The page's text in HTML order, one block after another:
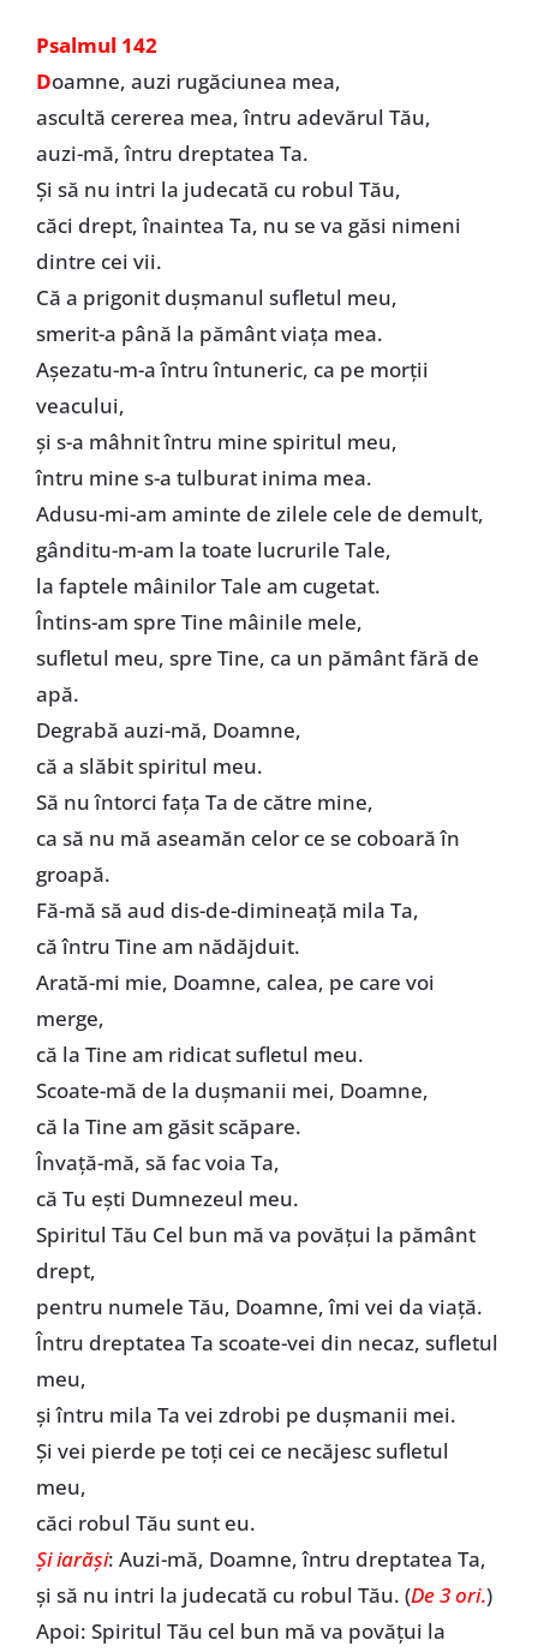
Psalmul 142
Doamne, auzi rugăciunea mea,
ascultă cererea mea, întru adevărul Tău,
auzi-mă, întru dreptatea Ta.
Şi să nu intri la judecată cu robul Tău,
căci drept, înaintea Ta, nu se va găsi nimeni
dintre cei vii.
Că a prigonit duşmanul sufletul meu,
smerit-a până la pământ viaţa mea.
Aşezatu-m-a întru întuneric, ca pe morţii
veacului,
și s-a mâhnit întru mine spiritul meu,
întru mine s-a tulburat inima mea.
Adusu-mi-am aminte de zilele cele de demult,
gânditu-m-am la toate lucrurile Tale,
la faptele mâinilor Tale am cugetat.
Întins-am spre Tine mâinile mele,
sufletul meu, spre Tine, ca un pământ fără de
apă.
Degrabă auzi-mă, Doamne,
că a slăbit spiritul meu.
Să nu întorci faţa Ta de către mine,
ca să nu mă aseamăn celor ce se coboară în
groapă.
Fă-mă să aud dis-de-dimineaţă mila Ta,
că întru Tine am nădăjduit.
Arată-mi mie, Doamne, calea, pe care voi
merge,
că la Tine am ridicat sufletul meu.
Scoate-mă de la duşmanii mei, Doamne,
că la Tine am găsit scăpare.
Învaţă-mă, să fac voia Ta,
că Tu eşti Dumnezeul meu.
Spiritul Tău Cel bun mă va povăţui la pământ
drept,
pentru numele Tău, Doamne, îmi vei da viaţă.
Întru dreptatea Ta scoate-vei din necaz, sufletul
meu,
şi întru mila Ta vei zdrobi pe duşmanii mei.
Şi vei pierde pe toţi cei ce necăjesc sufletul
meu,
căci robul Tău sunt eu.
Şi iarăşi: Auzi-mă, Doamne, întru dreptatea Ta,
şi să nu intri la judecată cu robul Tău. (De 3 ori.)
Apoi: Spiritul Tău cel bun mă va povăţui la